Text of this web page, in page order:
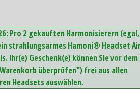
Pro 2 gekauften Harmonisierern (egal,
strahlungsarmes Hamoni® Headset
Ihr(e) Geschenk(e) können Sie vor dem
überprüfen") frei aus allen
Headsets auswählen.